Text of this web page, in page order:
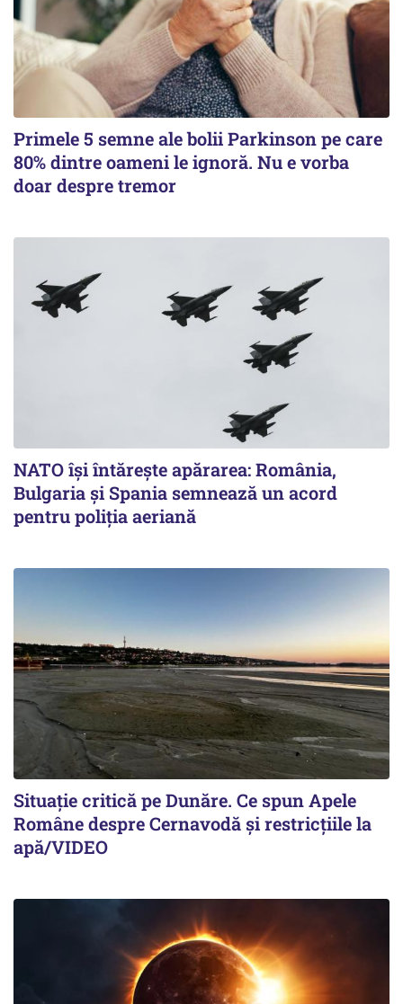
Primele 5 semne ale bolii Parkinson pe care
80% dintre oameni le ignoră. Nu e vorba
doar despre tremor
NATO își întărește apărarea: România,
Bulgaria și Spania semnează un acord
pentru poliția aeriană
Situație critică pe Dunăre. Ce spun Apele
Române despre Cernavodă și restricțiile la
apă/VIDEO